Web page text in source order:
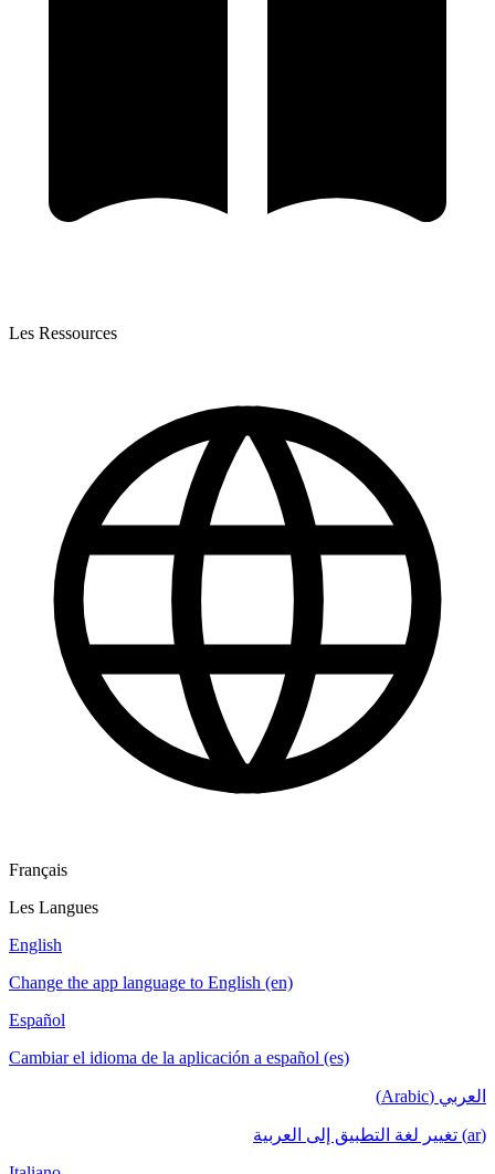
Les Ressources
Français
Les Langues
English
Change the app language to English (en)
Español
Cambiar el idioma de la aplicación a español (es)
العربي (Arabic)
(ar) تغيير لغة التطبيق إلى العربية